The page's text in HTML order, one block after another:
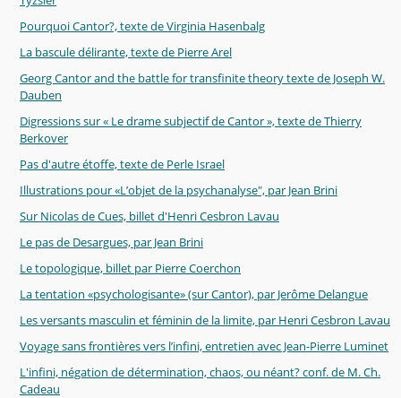
Pourquoi Cantor?, texte de Virginia Hasenbalg
La bascule délirante, texte de Pierre Arel
Georg Cantor and the battle for transfinite theory texte de Joseph W.
Dauben
Digressions sur « Le drame subjectif de Cantor », texte de Thierry
Berkover
Pas d'autre étoffe, texte de Perle Israel
Illustrations pour «L’objet de la psychanalyse", par Jean Brini
Sur Nicolas de Cues, billet d'Henri Cesbron Lavau
Le pas de Desargues, par Jean Brini
Le topologique, billet par Pierre Coerchon
La tentation «psychologisante» (sur Cantor), par Jerôme Delangue
Les versants masculin et féminin de la limite, par Henri Cesbron Lavau
Voyage sans frontières vers l’infini, entretien avec Jean-Pierre Luminet
L'infini, négation de détermination, chaos, ou néant? conf. de M. Ch.
Cadeau